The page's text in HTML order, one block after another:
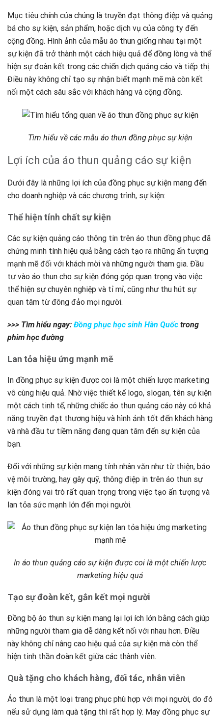
Mục tiêu chính của chúng là truyền đạt thông điệp và quảng
bá cho sự kiện, sản phẩm, hoặc dịch vụ của công ty đến
cộng đồng. Hình ảnh của mẫu áo thun giống nhau tại một
sự kiện đã trở thành một cách hiệu quả để đồng lòng và thể
hiện sự đoàn kết trong các chiến dịch quảng cáo và tiếp thị.
Điều này không chỉ tạo sự nhận biết mạnh mẽ mà còn kết
nối một cách sâu sắc với khách hàng và cộng đồng.
Tìm hiểu về các mẫu áo thun đồng phục sự kiện
Lợi ích của áo thun quảng cáo sự kiện
Dưới đây là những lợi ích của đồng phục sự kiện mang đến
cho doanh nghiệp và các chương trình, sự kiện:
Thể hiện tính chất sự kiện
Các sự kiện quảng cáo thông tin trên áo thun đồng phục đã
chứng minh tính hiệu quả bằng cách tạo ra những ấn tượng
mạnh mẽ đối với khách mời và những người tham gia. Đầu
tư vào áo thun cho sự kiện đóng góp quan trọng vào việc
thể hiện sự chuyên nghiệp và tỉ mỉ, cũng như thu hút sự
quan tâm từ đông đảo mọi người.
>>> Tìm hiểu ngay: Đồng phục học sinh Hàn Quốc trong
phim học đường
Lan tỏa hiệu ứng mạnh mẽ
In đồng phục sự kiện được coi là một chiến lược marketing
vô cùng hiệu quả. Nhờ việc thiết kế logo, slogan, tên sự kiện
một cách tinh tế, những chiếc áo thun quảng cáo này có khả
năng truyền đạt thương hiệu và hình ảnh tốt đến khách hàng
và nhà đầu tư tiềm năng đang quan tâm đến sự kiện của
bạn.
Đối với những sự kiện mang tính nhân văn như từ thiện, bảo
vệ môi trường, hay gây quỹ, thông điệp in trên áo thun sự
kiện đóng vai trò rất quan trọng trong việc tạo ấn tượng và
lan tỏa sức mạnh lớn đến mọi người.
In áo thun quảng cáo sự kiện được coi là một chiến lược
marketing hiệu quả
Tạo sự đoàn kết, gắn kết mọi người
Đồng bộ áo thun sự kiện mang lại lợi ích lớn bằng cách giúp
những người tham gia dễ dàng kết nối với nhau hơn. Điều
này không chỉ nâng cao hiệu quả của sự kiện mà còn thể
hiện tinh thần đoàn kết giữa các thành viên.
Quà tặng cho khách hàng, đối tác, nhân viên
Áo thun là một loại trang phục phù hợp với mọi người, do đó
nếu sử dụng làm quà tặng thì rất hợp lý. May đồng phục sự